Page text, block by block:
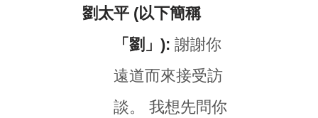
劉太平 (以下簡稱
「劉」): 謝謝你
遠道而來接受訪
談。 我想先問你